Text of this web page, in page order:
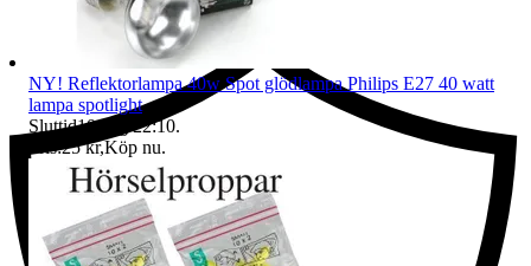
Ersättning om du inte får din vara
NY! Reflektorlampa 40w Spot glödlampa Philips E27 40 watt
lampa spotlight
Sluttid10 aug 22:10.
Pris:25 kr,Köp nu.